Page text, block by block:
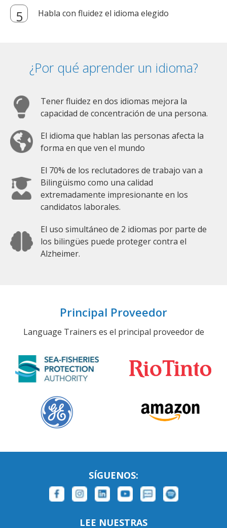
Habla con fluidez el idioma elegido
¿Por qué aprender un idioma?
Tener fluidez en dos idiomas mejora la
capacidad de concentración de una persona.
El idioma que hablan las personas afecta la
forma en que ven el mundo
El 70% de los reclutadores de trabajo van a
Bilingüismo como una calidad
extremadamente impresionante en los
candidatos laborales.
El uso simultáneo de 2 idiomas por parte de
los bilingües puede proteger contra el
Alzheimer.
Principal Proveedor
Language Trainers es el principal proveedor de
SÍGUENOS:
LEE NUESTRAS